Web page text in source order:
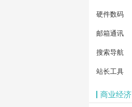
硬件数码
邮箱通讯
搜索导航
站长工具
商业经济